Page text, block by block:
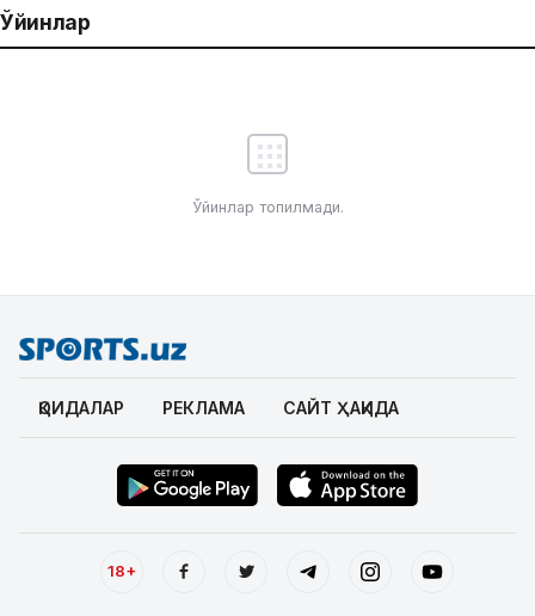
Ўйинлар
Ўйинлар топилмади.
ҚОИДАЛАР РЕКЛАМА САЙТ ҲАҚИДА
18+